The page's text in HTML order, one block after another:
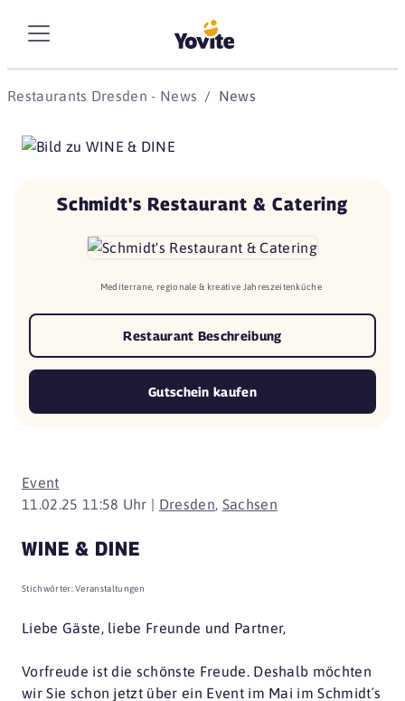
Restaurants Dresden - News News
Event
11.02.25 11:58 Uhr | Dresden, Sachsen
WINE & DINE
Stichwörter:Veranstaltungen
Liebe Gäste, liebe Freunde und Partner,
Vorfreude ist die schönste Freude. Deshalb möchten
wir Sie schon jetzt über ein Event im Mai im Schmidt´s
Schmidt's Restaurant & Catering
Mediterrane, regionale & kreative Jahreszeitenküche
Restaurant Beschreibung
Gutschein kaufen